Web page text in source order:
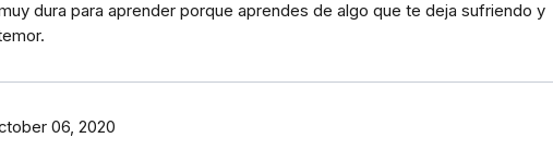
dura para aprender porque aprendes de algo que te deja sufriendo y
06, 2020